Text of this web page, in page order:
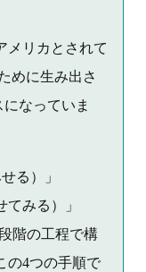
メリカとされて
めに生み出さ
なっていま
る）」
てみる）」
階の工程で構
の4つの手順で